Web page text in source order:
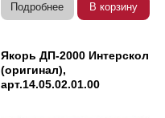
Подробнее В корзину
Якорь ДП-2000 Интерскол
(оригинал),
арт.14.05.02.01.00